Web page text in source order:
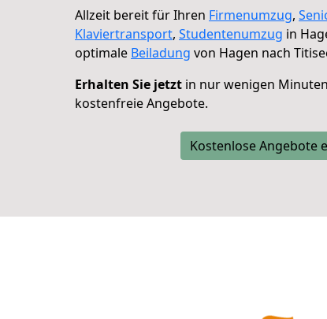
Allzeit bereit für Ihren Firmenumzug,
Klaviertransport, Studentenumzug in
optimale Beiladung von Hagen nach
Erhalten Sie jetzt in nur wenigen
kostenfreie Angebote.
Kostenlose Angebote